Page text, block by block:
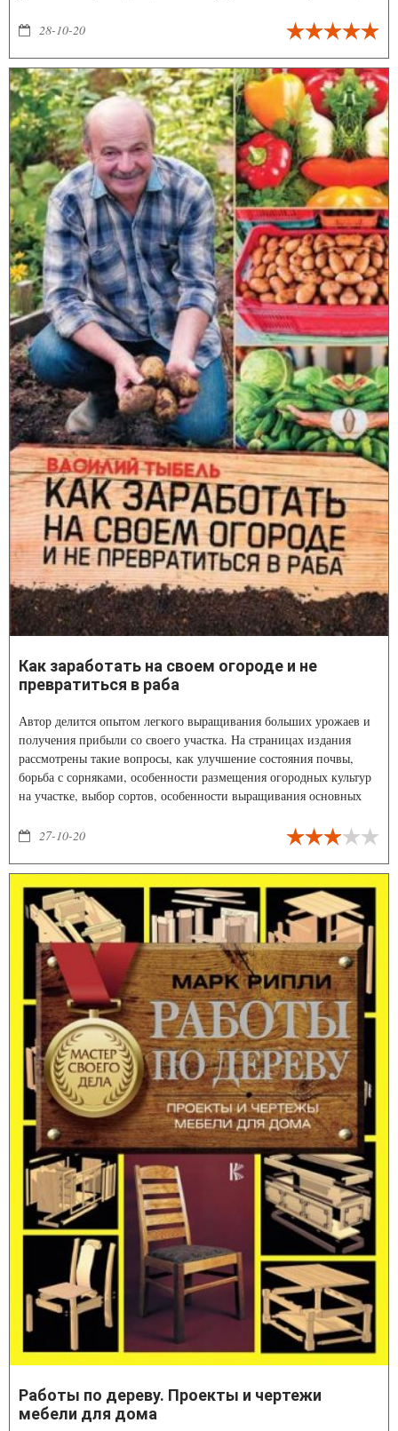
соответствующие навыки, а главное, любовь к труду и
28-10-20
Как заработать на своем огороде и не
превратиться в раба
Автор делится опытом легкого выращивания больших урожаев и
получения прибыли со своего участка. На страницах издания
рассмотрены такие вопросы, как улучшение состояния почвы,
борьба с сорняками, особенности размещения огородных культур
на участке, выбор сортов, особенности выращивания основных
Превратить участок в источник прибыли и продавать свою
27-10-20
Работы по дереву. Проекты и чертежи
мебели для дома